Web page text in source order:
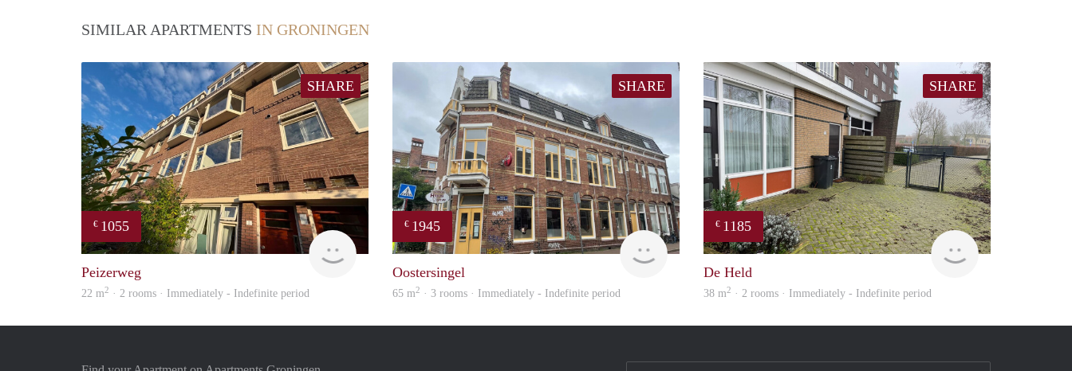
SIMILAR APARTMENTS IN GRONINGEN
SHARE
€ 1055
GrunoVerhuur
Peizerweg
22 m2 · 2 rooms · Immediately - Indefinite period
SHARE
€ 1945
GrunoVerhuur
Oostersingel
65 m2 · 3 rooms · Immediately - Indefinite period
SHARE
€ 1185
GrunoVerhuur
De Held
38 m2 · 2 rooms · Immediately - Indefinite period